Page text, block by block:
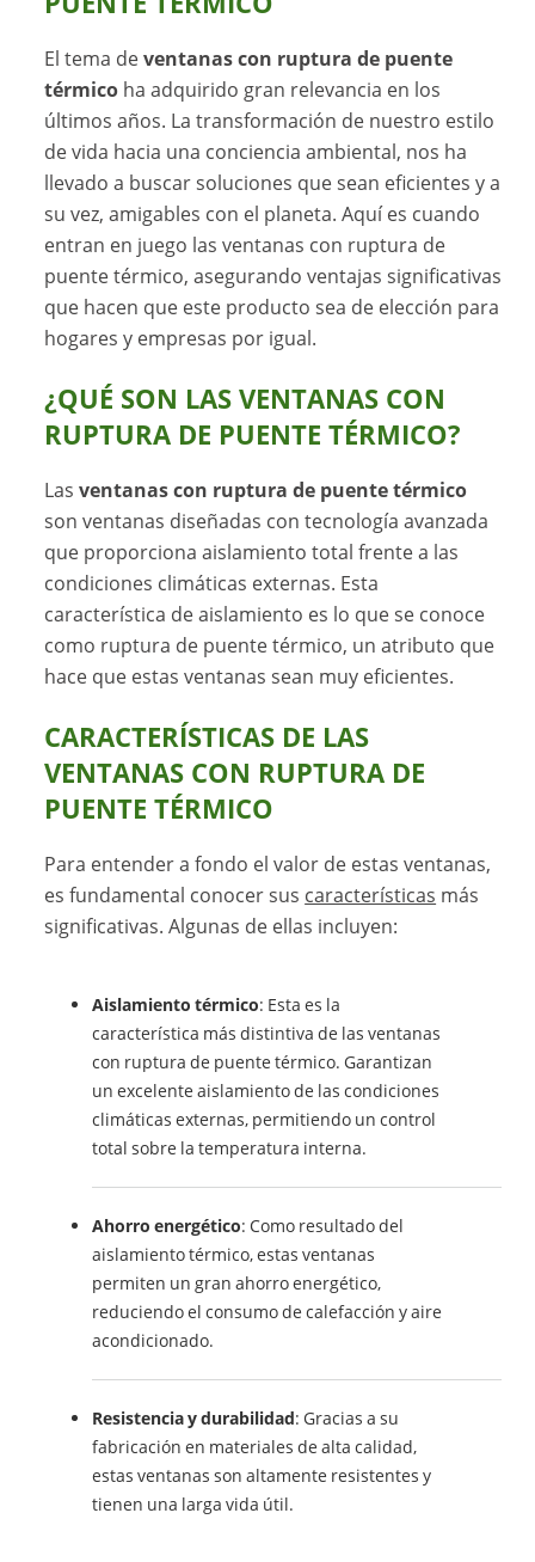
El tema deventanas con ruptura de puente
térmico ha adquirido gran relevancia en los
últimos años. La transformación de nuestro estilo
de vida hacia una conciencia ambiental, nos ha
llevado a buscar soluciones que sean eficientes y a
su vez, amigables con el planeta. Aquí es cuando
entran en juego las ventanas con ruptura de
puente térmico, asegurando ventajas significativas
que hacen que este producto sea de elección para
hogares y empresas por igual.
¿QUÉ SON LAS VENTANAS CON
RUPTURA DE PUENTE TÉRMICO?
Lasventanas con ruptura de puente térmico
son ventanas diseñadas con tecnología avanzada
que proporciona aislamiento total frente a las
condiciones climáticas externas. Esta
característica de aislamiento es lo que se conoce
como ruptura de puente térmico, un atributo que
hace que estas ventanas sean muy eficientes.
CARACTERÍSTICAS DE LAS
VENTANAS CON RUPTURA DE
PUENTE TÉRMICO
Para entender a fondo el valor de estas ventanas,
es fundamental conocer sus características más
significativas. Algunas de ellas incluyen:
Aislamiento térmico: Esta es la
característica más distintiva de las ventanas
con ruptura de puente térmico. Garantizan
un excelente aislamiento de las condiciones
climáticas externas, permitiendo un control
total sobre la temperatura interna.
Ahorro energético: Como resultado del
aislamiento térmico, estas ventanas
permiten un gran ahorro energético,
reduciendo el consumo de calefacción y aire
acondicionado.
Resistencia y durabilidad: Gracias a su
fabricación en materiales de alta calidad,
estas ventanas son altamente resistentes y
tienen una larga vida útil.